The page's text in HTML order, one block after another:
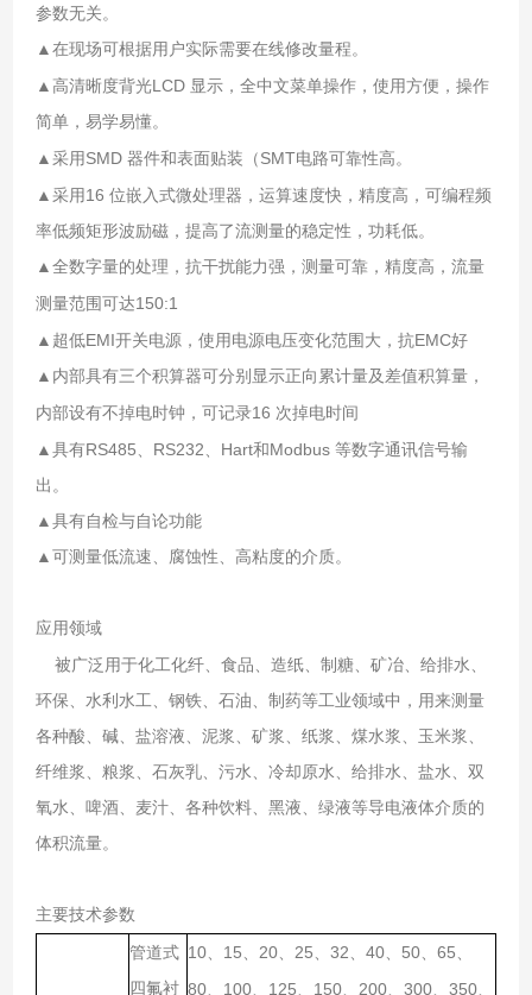
参数无关。
▲在现场可根据用户实际需要在线修改量程。
▲高清晰度背光LCD 显示，全中文菜单操作，使用方便，操作
简单，易学易懂。
▲采用 SMD 器件和表面贴装（ SMT电路可靠性高。
▲采用 16 位嵌入式微处理器，运算速度快，精度高，可编程频
率低频矩形波励磁，提高了流测量的稳定性，功耗低。
▲全数字量的处理，抗干扰能力强，测量可靠，精度高，流量
测量范围可达150:1
▲超低EMI开关电源，使用电源电压变化范围大，抗EMC好
▲内部具有三个积算器可分别显示正向累计量及差值积算量，
内部设有不掉电时钟，可记录16 次掉电时间
▲具有RS485 RS232 Hart和Modbus 等数字通讯信号输
出。
▲具有自检与自论功能
▲可测量低流速、腐蚀性、高粘度的介质。
应用领域
被广泛用于化工化纤、食品、造纸、制糖、矿冶、给排水、
环保、水利水工、钢铁、石油、制药等工业领域中，用来测量
各种酸、碱、盐溶液、泥浆、矿浆、纸浆、煤水浆、玉米浆、
纤维浆、粮浆、石灰乳、污水、冷却原水、给排水、盐水、双
氧水、啤酒、麦汁、各种饮料、黑液、绿液等导电液体介质的
体积流量。
主要技术参数
管道式
四氟衬
10、 15 20、 25 32 40、 50、 65
80、 100、 125 150、 200、 300、 350、